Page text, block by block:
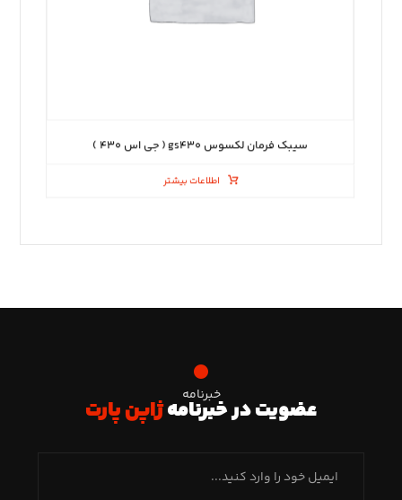
سیبک فرمان لکسوس gs۴۳۰ ( جی اس ۴۳۰ )
اطلاعات بیشتر
خبرنامه
عضویت در خبرنامهژاپن پارت